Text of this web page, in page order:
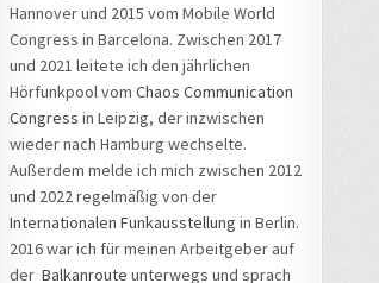
Hannover und 2015 vom Mobile World
Congress in Barcelona. Zwischen 2017
und 2021 leitete ich den jährlichen
Hörfunkpool vom Chaos Communication
Congress in Leipzig, der inzwischen
wieder nach Hamburg wechselte.
Außerdem melde ich mich zwischen 2012
und 2022 regelmäßig von der
Internationalen Funkausstellung in Berlin.
2016 war ich für meinen Arbeitgeber auf
der Balkanroute unterwegs und sprach